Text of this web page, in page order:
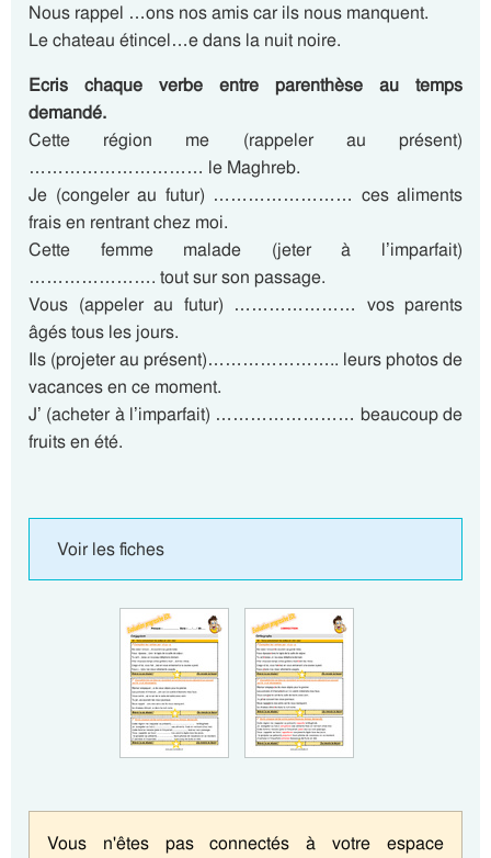
Nous rappel …ons nos amis car ils nous manquent.
Le chateau étincel…e dans la nuit noire.
Ecris chaque verbe entre parenthèse au temps
demandé.
Cette région me (rappeler au présent)
………………………… le Maghreb.
Je (congeler au futur) …………………… ces aliments
frais en rentrant chez moi.
Cette femme malade (jeter à l’imparfait)
…………………. tout sur son passage.
Vous (appeler au futur) ………………… vos parents
âgés tous les jours.
Ils (projeter au présent)………………….. leurs photos de
vacances en ce moment.
J’ (acheter à l’imparfait) …………………… beaucoup de
fruits en été.
Voir les fiches
Vous n'êtes pas connectés à votre espace